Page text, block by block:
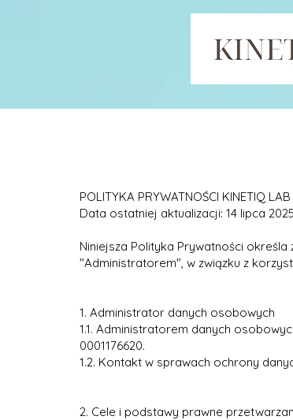
POLITYKA PRYWATNOŚCI KINETIQ LAB
Data ostatniej aktualizacji: 14 lipca
Niniejsza Polityka Prywatności
"Administratorem", w związku z
1. Administrator danych osobowych
1.1. Administratorem danych
0001176620.
1.2. Kontakt w sprawach ochrony
2. Cele i podstawy prawne